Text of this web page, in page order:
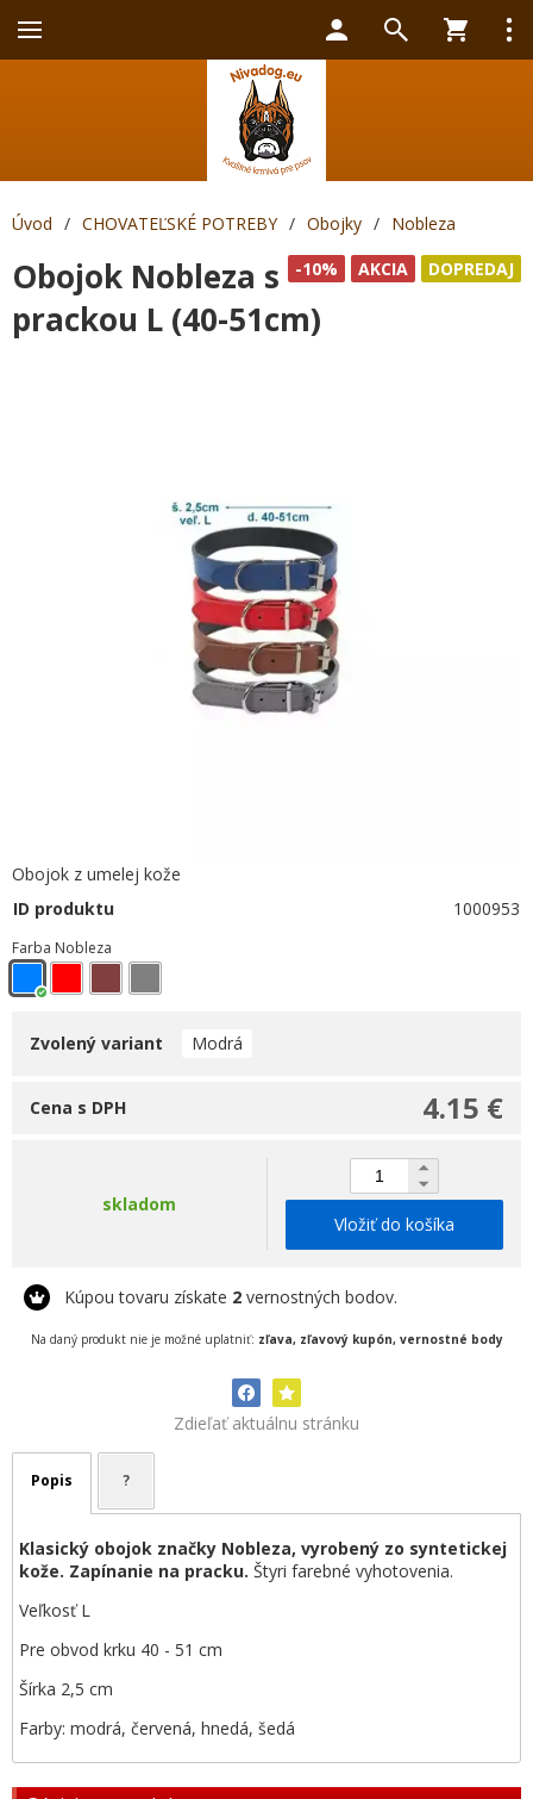
Úvod / CHOVATEĽSKÉ POTREBY / Obojky / Nobleza
DOPREDAJ
AKCIA
-10%
Obojok Nobleza s
prackou L (40-51cm)
Obojok z umelej kože
ID produktu
1000953
Farba Nobleza
Zvolený variant Modrá
4.15 €
Cena s DPH
skladom
Vložiť do košíka
Kúpou tovaru získate 2 vernostných bodov.
Na daný produkt nie je možné uplatniť: zľava, zľavový kupón, vernostné body
Zdieľať aktuálnu stránku
Popis ?
Klasický obojok značky Nobleza, vyrobený zo syntetickej
kože. Zapínanie na pracku. Štyri farebné vyhotovenia.
Veľkosť L
Pre obvod krku 40 - 51 cm
Šírka 2,5 cm
Farby: modrá, červená, hnedá, šedá